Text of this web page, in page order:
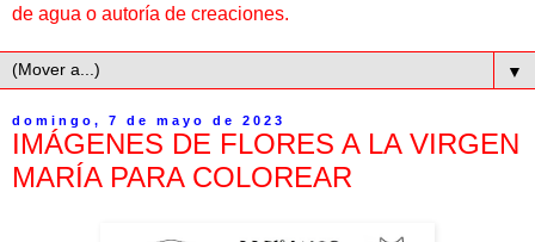
de agua o autoría de creaciones.
▼
domingo, 7 de mayo de 2023
IMÁGENES DE FLORES A LA VIRGEN
MARÍA PARA COLOREAR